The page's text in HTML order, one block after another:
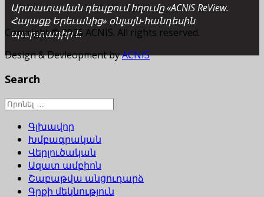
Արտատպման դեպքում հղումը «ACNIS ReView.
Հայացք Երեւանից» օնլայն-հանդեսին
պարտադիր է:
Copyright © 2026 ACNIS. All rights reserved.
Design & Devleopment byACNIS
Search
Գլխավոր
Խմբագրական
Վերլուծական
Ազատ ամբիոն
Շաբաթվա անցուդարձ
Գրքի մեկնություն